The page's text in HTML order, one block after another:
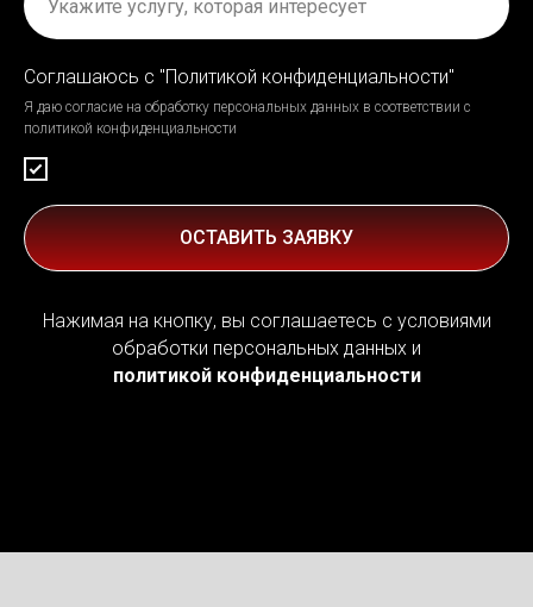
Соглашаюсь с "Политикой конфиденциальности"
Я даю согласие на обработку персональных данных в соответствии с
политикой конфиденциальности
ОСТАВИТЬ ЗАЯВКУ
Нажимая на кнопку, вы соглашаетесь с условиями
обработки персональных данных и
политикой конфиденциальности